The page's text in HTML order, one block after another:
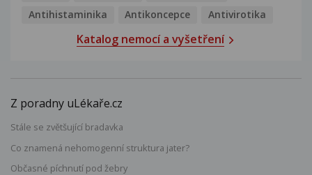
Antihistaminika
Antikoncepce Antivirotika
Katalog nemocí a vyšetření
Z poradny uLékaře.cz
Stále se zvětšující bradavka
Co znamená nehomogenní struktura jater?
Občasné píchnutí pod žebry